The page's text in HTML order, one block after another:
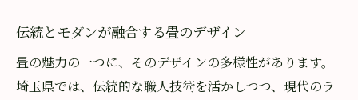
DIYでできる畳の手入れ方法
畳の香りが織り成す心地よい空間作りのヒント
香りを活かした部屋づくりのコツ
伝統とモダンが融合する畳のデザイン
畳の魅力の一つに、そのデザインの多様性があります。
埼玉県では、伝統的な職人技術を活かしつつ、現代のラ